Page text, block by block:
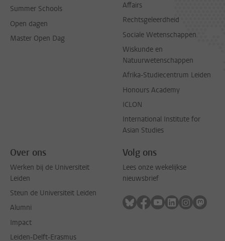
Summer Schools
Open dagen
Master Open Dag
Affairs
Rechtsgeleerdheid
Sociale Wetenschappen
Wiskunde en
Natuurwetenschappen
Afrika-Studiecentrum Leiden
Honours Academy
ICLON
International Institute for
Asian Studies
Over ons
Werken bij de Universiteit
Leiden
Steun de Universiteit Leiden
Alumni
Impact
Leiden-Delft-Erasmus
Volg ons
Lees onze wekelijkse
nieuwsbrief
Volg ons op bluesky
Volg ons op facebook
Volg ons op
Volg ons op
Volg ons
Volg